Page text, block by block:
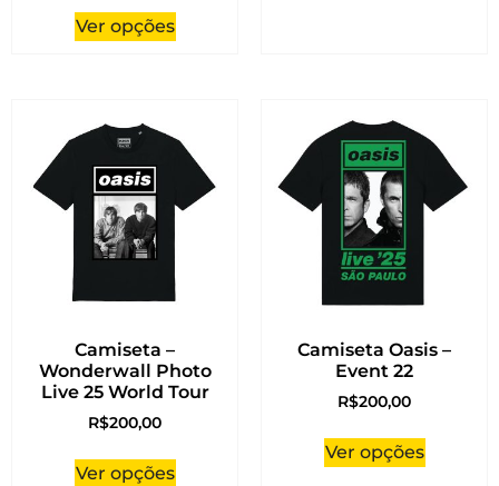
Ver opções
Camiseta –
Wonderwall Photo
Live 25 World Tour
R$200,00
Ver opções
Camiseta Oasis –
Event 22
R$200,00
Ver opções